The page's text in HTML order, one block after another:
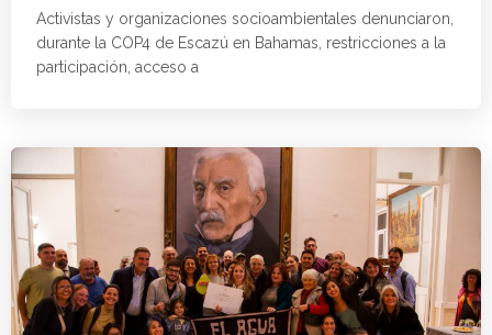
Activistas y organizaciones socioambientales denunciaron,
durante la COP4 de Escazú en Bahamas, restricciones a la
participación, acceso a